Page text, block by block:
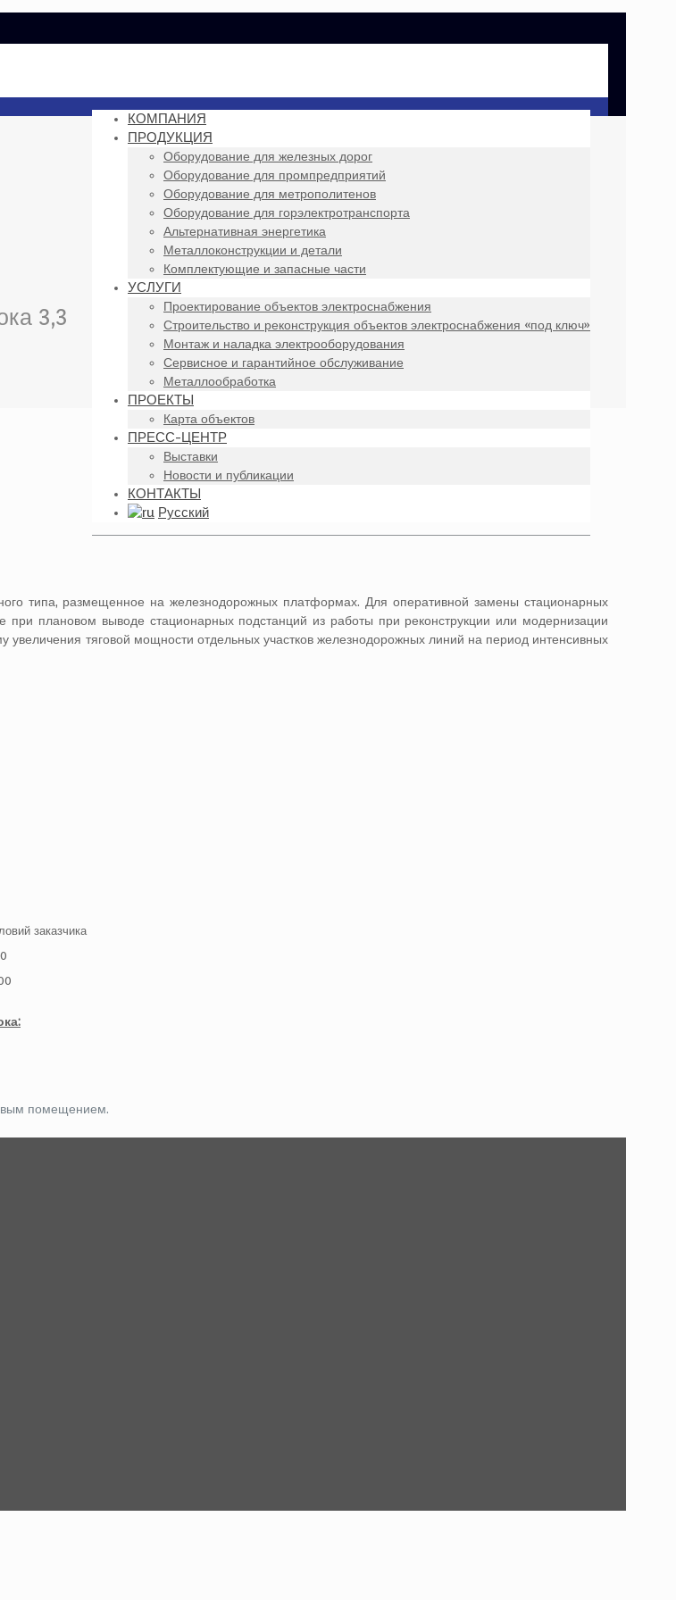
КОМПАНИЯ
ПРОДУКЦИЯ
Оборудование для железных дорог
Оборудование для промпредприятий
Оборудование для метрополитенов
Оборудование для горэлектротранспорта
Альтернативная энергетика
Металлоконструкции и детали
Комплектующие и запасные части
УСЛУГИ
Проектирование объектов электроснабжения
Строительство и реконструкция объектов электроснабжения «под ключ»
Монтаж и наладка электрооборудования
Сервисное и гарантийное обслуживание
Металлообработка
ПРОЕКТЫ
Карта объектов
ПРЕСС-ЦЕНТР
Выставки
Новости и публикации
КОНТАКТЫ
Русский
3,3
типа, размещенное на железнодорожных платформах. Для оперативной замены стационарных
плановом выводе стационарных подстанций из работы при реконструкции или модернизации
тяговой мощности отдельных участков железнодорожных линий на период интенсивных
заказчика
помещением.